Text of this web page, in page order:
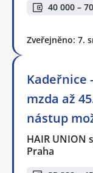
40 000 –
Zveřejněno: 7.
Kadeřnice
mzda až
nástup
HAIR UNION
Praha